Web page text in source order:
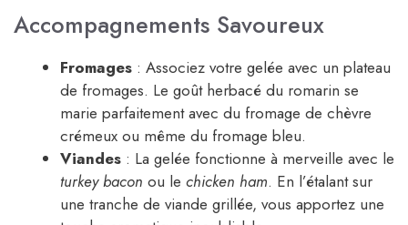
Accompagnements Savoureux
Fromages : Associez votre gelée avec un plateau
de fromages. Le goût herbacé du romarin se
marie parfaitement avec du fromage de chèvre
crémeux ou même du fromage bleu.
Viandes : La gelée fonctionne à merveille avec le
turkey bacon ou le chicken ham. En l’étalant sur
une tranche de viande grillée, vous apportez une